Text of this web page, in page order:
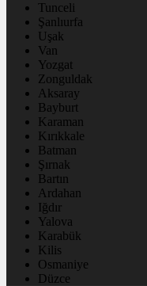
Tunceli
Şanlıurfa
Uşak
Van
Yozgat
Zonguldak
Aksaray
Bayburt
Karaman
Kırıkkale
Batman
Şırnak
Bartın
Ardahan
Iğdır
Yalova
Karabük
Kilis
Osmaniye
Düzce